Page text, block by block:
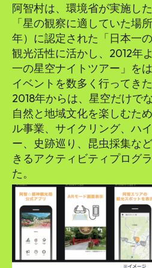
阿智村は、環境省が実施し
「星の観察に適していた場
年）に認定された「日本一
観光活性に活かし、2012年
一の星空ナイトツアー」を
イベントを数多く行ってきた
2018年からは、星空だけで
自然と地域文化を楽しむた
ル事業、サイクリング、ハ
ー、史跡巡り、昆虫採集な
きるアクティビティプログ
た。